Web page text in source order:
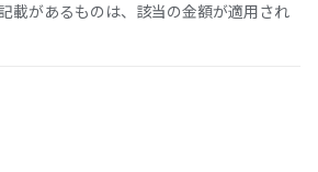
載があるものは、該当の金額が適用され